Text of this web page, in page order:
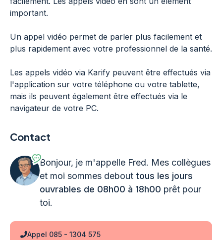
important.
Un appel vidéo permet de parler plus facilement et
plus rapidement avec votre professionnel de la santé.
Les appels vidéo via Karify peuvent être effectués via
l'application sur votre téléphone ou votre tablette,
mais ils peuvent également être effectués via le
navigateur de votre PC.
Contact
Bonjour, je m'appelle Fred. Mes collègues
et moi sommes debout tous les jours
ouvrables de 08h00 à 18h00 prêt pour
toi.
Appel 085 - 1304 575